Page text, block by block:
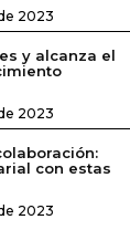
2023
y alcanza el
2023
con estas
2023